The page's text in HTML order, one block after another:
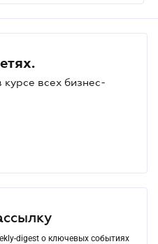
всех бизнес-
digest о ключевых событиях